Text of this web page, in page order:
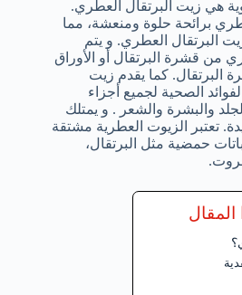
هي زيت البرتقال العطري.
برائحة حلوة ومنعشة، مما
لزيت البرتقال العطري. و يتم
من قشرة البرتقال أو الأوراق
البرتقال. كما يقدم زيت
الصحية لجميع أجزاء
والبشرة والشعر . و يمتلك
تعتبر الزيوت العطرية مشتقة
حمضية مثل البرتقال،